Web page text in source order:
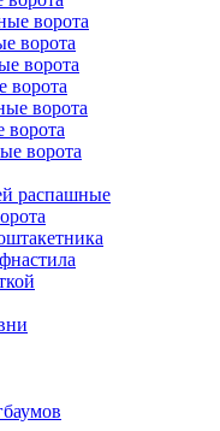
ворота
ворота
ворота
ворота
ворота
распашные